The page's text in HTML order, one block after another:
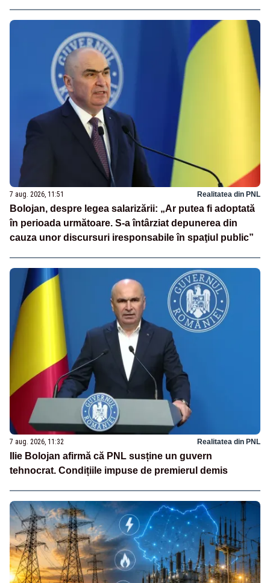
7 aug. 2026, 11:51 Realitatea din PNL
Bolojan, despre legea salarizării: „Ar putea fi adoptată
în perioada următoare. S-a întârziat depunerea din
cauza unor discursuri iresponsabile în spaţiul public”
7 aug. 2026, 11:32 Realitatea din PNL
Ilie Bolojan afirmă că PNL susține un guvern
tehnocrat. Condițiile impuse de premierul demis